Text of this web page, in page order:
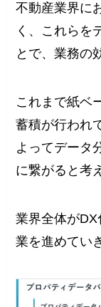
不動産業界に
く、これらを
とで、業務の
これまで紙ベ
蓄積が行われ
よってデータ
に繋がると考
業界全体が
業を進めてい